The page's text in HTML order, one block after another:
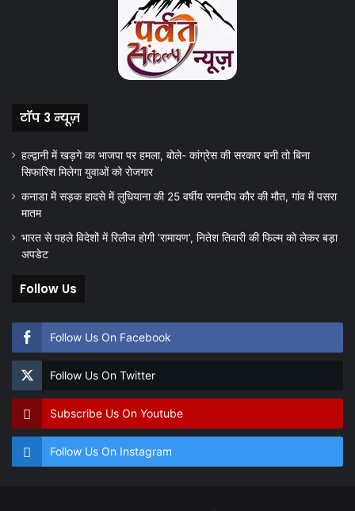
टॉप 3 न्यूज़
हल्द्वानी में खड़गे का भाजपा पर हमला, बोले- कांग्रेस की सरकार बनी तो बिना
सिफारिश मिलेगा युवाओं को रोजगार
कनाडा में सड़क हादसे में लुधियाना की 25 वर्षीय रमनदीप कौर की मौत, गांव में पसरा
मातम
भारत से पहले विदेशों में रिलीज होगी ‘रामायण’, नितेश तिवारी की फिल्म को लेकर बड़ा
अपडेट
Follow Us
Follow Us On Facebook
Follow Us On Twitter
Subscribe Us On Youtube
Follow Us On Instagram